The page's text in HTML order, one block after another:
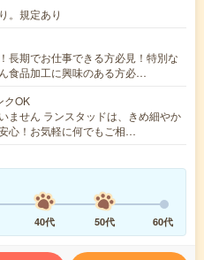
。規定あり
長期でお仕事できる方必見！特別な
食品加工に興味のある方必…
クOK
ません ランスタッドは、きめ細やか
心！お気軽に何でもご相…
40代 50代 60代